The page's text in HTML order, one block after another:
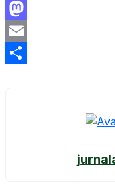
Facebook
Mastodon
Email